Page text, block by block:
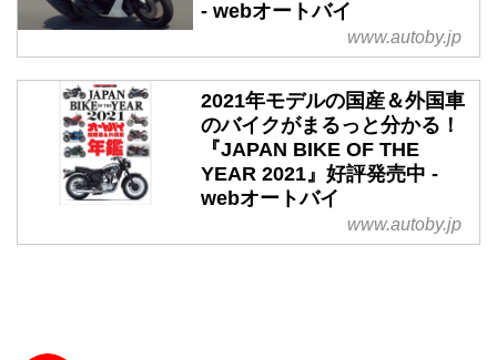
- webオートバイ
www.autoby.jp
2021年モデルの国産＆外国車
のバイクがまるっと分かる！
『JAPAN BIKE OF THE
YEAR 2021』好評発売中 -
webオートバイ
www.autoby.jp